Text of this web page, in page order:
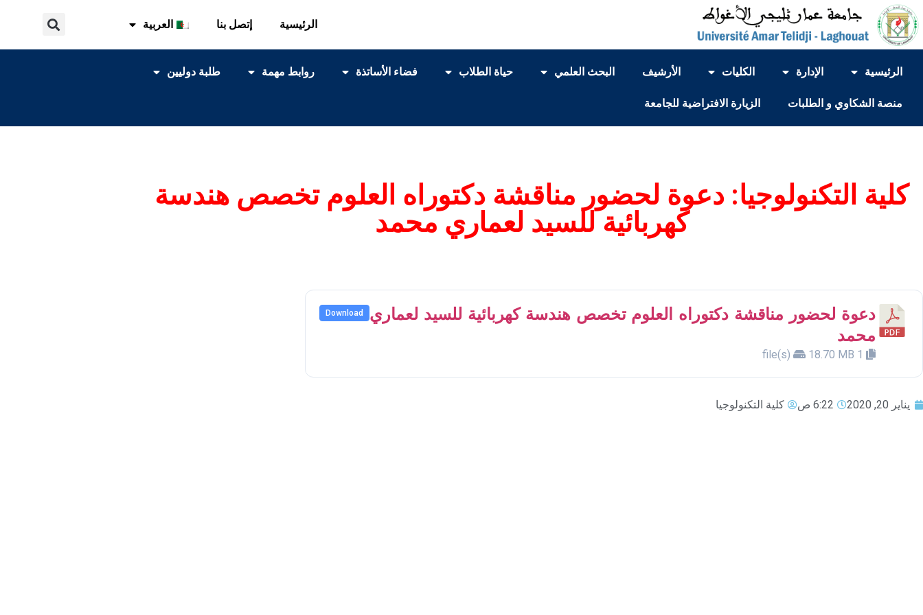
الرئيسية إتصل بنا العربية
الرئيسية الإدارة الكليات الأرشيف البحث العلمي حياة الطلاب فضاء الأساتذة روابط مهمة طلبة دوليين
منصة الشكاوي و الطلبات الزيارة الافتراضية للجامعة
كلية التكنولوجيا: دعوة لحضور مناقشة دكتوراه العلوم تخصص هندسة
كهربائية للسيد لعماري محمد
دعوة لحضور مناقشة دكتوراه العلوم تخصص هندسة كهربائية للسيد لعماري
محمد
18.70 MB
Download
يناير 20, 2020 6:22 ص كلية التكنولوجيا